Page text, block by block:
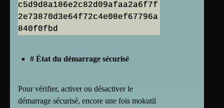
c5d9d8a186e2c82d09afaa2a6f7f
2e73870d3e64f72c4e08ef67796a
# État du démarrage sécurisé
Pour vérifier, activer ou désactiver le
démarrage sécurisé, encore une fois mokutil